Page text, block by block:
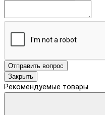
Отправить вопрос
Закрыть
Рекомендуемые товары